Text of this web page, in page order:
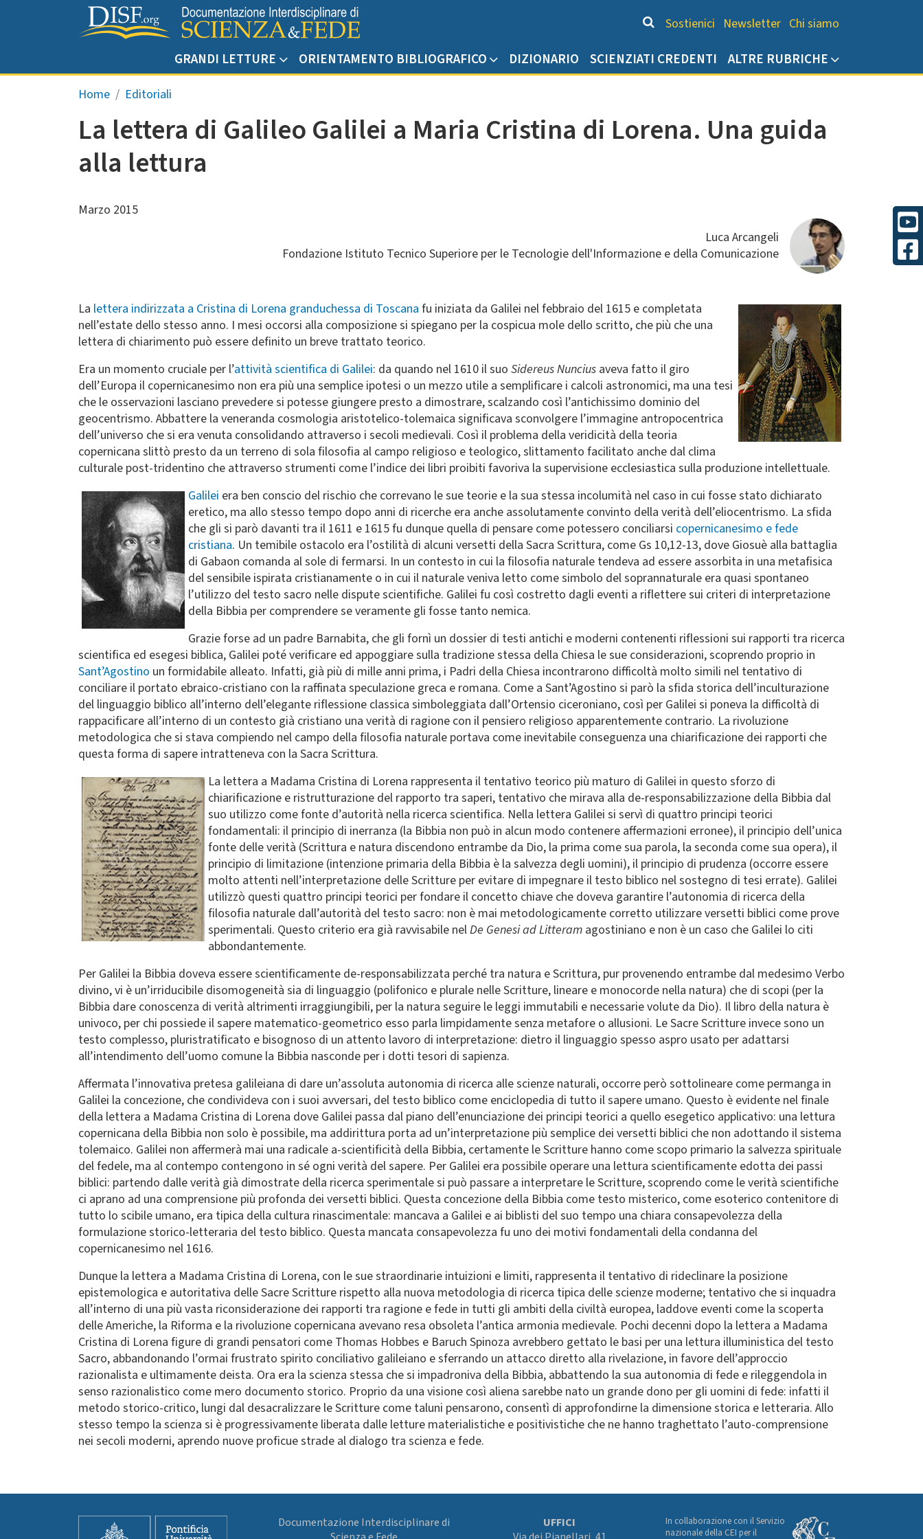
Salta al contenuto principale
Chi siamo
Sostienici Newsletter Chi siamo
GRANDI LETTURE ORIENTAMENTO BIBLIOGRAFICO DIZIONARIO SCIENZIATI CREDENTI ALTRE RUBRICHE
Briciole di pane
Home Editoriali
La lettera di Galileo Galilei a Maria Cristina di Lorena. Una guida
alla lettura
Marzo 2015
Luca Arcangeli
Fondazione Istituto Tecnico Superiore per le Tecnologie dell'Informazione e della Comunicazione
La lettera indirizzata a Cristina di Lorena granduchessa di Toscana fu iniziata da Galilei nel febbraio del 1615 e completata
nell’estate dello stesso anno. I mesi occorsi alla composizione si spiegano per la cospicua mole dello scritto, che più che una
lettera di chiarimento può essere definito un breve trattato teorico.
Era un momento cruciale per l’attività scientifica di Galilei: da quando nel 1610 il suo Sidereus Nuncius aveva fatto il giro
dell’Europa il copernicanesimo non era più una semplice ipotesi o un mezzo utile a semplificare i calcoli astronomici, ma una tesi
che le osservazioni lasciano prevedere si potesse giungere presto a dimostrare, scalzando così l’antichissimo dominio del
geocentrismo. Abbattere la veneranda cosmologia aristotelico-tolemaica significava sconvolgere l’immagine antropocentrica
dell’universo che si era venuta consolidando attraverso i secoli medievali. Così il problema della veridicità della teoria
copernicana slittò presto da un terreno di sola filosofia al campo religioso e teologico, slittamento facilitato anche dal clima
culturale post-tridentino che attraverso strumenti come l’indice dei libri proibiti favoriva la supervisione ecclesiastica sulla produzione intellettuale.
Galilei era ben conscio del rischio che correvano le sue teorie e la sua stessa incolumità nel caso in cui fosse stato dichiarato
eretico, ma allo stesso tempo dopo anni di ricerche era anche assolutamente convinto della verità dell’eliocentrismo. La sfida
che gli si parò davanti tra il 1611 e 1615 fu dunque quella di pensare come potessero conciliarsi copernicanesimo e fede
cristiana. Un temibile ostacolo era l’ostilità di alcuni versetti della Sacra Scrittura, come Gs 10,12-13, dove Giosuè alla battaglia
di Gabaon comanda al sole di fermarsi. In un contesto in cui la filosofia naturale tendeva ad essere assorbita in una metafisica
del sensibile ispirata cristianamente o in cui il naturale veniva letto come simbolo del soprannaturale era quasi spontaneo
l’utilizzo del testo sacro nelle dispute scientifiche. Galilei fu così costretto dagli eventi a riflettere sui criteri di interpretazione
della Bibbia per comprendere se veramente gli fosse tanto nemica.
Grazie forse ad un padre Barnabita, che gli fornì un dossier di testi antichi e moderni contenenti riflessioni sui rapporti tra ricerca
scientifica ed esegesi biblica, Galilei poté verificare ed appoggiare sulla tradizione stessa della Chiesa le sue considerazioni, scoprendo proprio in
Sant’Agostino un formidabile alleato. Infatti, già più di mille anni prima, i Padri della Chiesa incontrarono difficoltà molto simili nel tentativo di
conciliare il portato ebraico-cristiano con la raffinata speculazione greca e romana. Come a Sant’Agostino si parò la sfida storica dell’inculturazione
del linguaggio biblico all’interno dell’elegante riflessione classica simboleggiata dall’Ortensio ciceroniano, così per Galilei si poneva la difficoltà di
rappacificare all’interno di un contesto già cristiano una verità di ragione con il pensiero religioso apparentemente contrario. La rivoluzione
metodologica che si stava compiendo nel campo della filosofia naturale portava come inevitabile conseguenza una chiarificazione dei rapporti che
questa forma di sapere intratteneva con la Sacra Scrittura.
La lettera a Madama Cristina di Lorena rappresenta il tentativo teorico più maturo di Galilei in questo sforzo di
chiarificazione e ristrutturazione del rapporto tra saperi, tentativo che mirava alla de-responsabilizzazione della Bibbia dal
suo utilizzo come fonte d’autorità nella ricerca scientifica. Nella lettera Galilei si servì di quattro principi teorici
fondamentali: il principio di inerranza (la Bibbia non può in alcun modo contenere affermazioni erronee), il principio dell’unica
fonte delle verità (Scrittura e natura discendono entrambe da Dio, la prima come sua parola, la seconda come sua opera), il
principio di limitazione (intenzione primaria della Bibbia è la salvezza degli uomini), il principio di prudenza (occorre essere
molto attenti nell’interpretazione delle Scritture per evitare di impegnare il testo biblico nel sostegno di tesi errate). Galilei
utilizzò questi quattro principi teorici per fondare il concetto chiave che doveva garantire l’autonomia di ricerca della
filosofia naturale dall’autorità del testo sacro: non è mai metodologicamente corretto utilizzare versetti biblici come prove
sperimentali. Questo criterio era già ravvisabile nelDe Genesi ad Litteram agostiniano e non è un caso che Galilei lo citi
abbondantemente.
Per Galilei la Bibbia doveva essere scientificamente de-responsabilizzata perché tra natura e Scrittura, pur provenendo entrambe dal medesimo Verbo
divino, vi è un’irriducibile disomogeneità sia di linguaggio (polifonico e plurale nelle Scritture, lineare e monocorde nella natura) che di scopi (per la
Bibbia dare conoscenza di verità altrimenti irraggiungibili, per la natura seguire le leggi immutabili e necessarie volute da Dio). Il libro della natura è
univoco, per chi possiede il sapere matematico-geometrico esso parla limpidamente senza metafore o allusioni. Le Sacre Scritture invece sono un
testo complesso, pluristratificato e bisognoso di un attento lavoro di interpretazione: dietro il linguaggio spesso aspro usato per adattarsi
all’intendimento dell’uomo comune la Bibbia nasconde per i dotti tesori di sapienza.
Affermata l’innovativa pretesa galileiana di dare un’assoluta autonomia di ricerca alle scienze naturali, occorre però sottolineare come permanga in
Galilei la concezione, che condivideva con i suoi avversari, del testo biblico come enciclopedia di tutto il sapere umano. Questo è evidente nel finale
della lettera a Madama Cristina di Lorena dove Galilei passa dal piano dell’enunciazione dei principi teorici a quello esegetico applicativo: una lettura
copernicana della Bibbia non solo è possibile, ma addirittura porta ad un’interpretazione più semplice dei versetti biblici che non adottando il sistema
tolemaico. Galilei non affermerà mai una radicale a-scientificità della Bibbia, certamente le Scritture hanno come scopo primario la salvezza spirituale
del fedele, ma al contempo contengono in sé ogni verità del sapere. Per Galilei era possibile operare una lettura scientificamente edotta dei passi
biblici: partendo dalle verità già dimostrate della ricerca sperimentale si può passare a interpretare le Scritture, scoprendo come le verità scientifiche
ci aprano ad una comprensione più profonda dei versetti biblici. Questa concezione della Bibbia come testo misterico, come esoterico contenitore di
tutto lo scibile umano, era tipica della cultura rinascimentale: mancava a Galilei e ai biblisti del suo tempo una chiara consapevolezza della
formulazione storico-letteraria del testo biblico. Questa mancata consapevolezza fu uno dei motivi fondamentali della condanna del
copernicanesimo nel 1616.
Dunque la lettera a Madama Cristina di Lorena, con le sue straordinarie intuizioni e limiti, rappresenta il tentativo di rideclinare la posizione
epistemologica e autoritativa delle Sacre Scritture rispetto alla nuova metodologia di ricerca tipica delle scienze moderne; tentativo che si inquadra
all’interno di una più vasta riconsiderazione dei rapporti tra ragione e fede in tutti gli ambiti della civiltà europea, laddove eventi come la scoperta
delle Americhe, la Riforma e la rivoluzione copernicana avevano resa obsoleta l’antica armonia medievale. Pochi decenni dopo la lettera a Madama
Cristina di Lorena figure di grandi pensatori come Thomas Hobbes e Baruch Spinoza avrebbero gettato le basi per una lettura illuministica del testo
Sacro, abbandonando l’ormai frustrato spirito conciliativo galileiano e sferrando un attacco diretto alla rivelazione, in favore dell’approccio
razionalista e ultimamente deista. Ora era la scienza stessa che si impadroniva della Bibbia, abbattendo la sua autonomia di fede e rileggendola in
senso razionalistico come mero documento storico. Proprio da una visione così aliena sarebbe nato un grande dono per gli uomini di fede: infatti il
metodo storico-critico, lungi dal desacralizzare le Scritture come taluni pensarono, consentì di approfondirne la dimensione storica e letteraria. Allo
stesso tempo la scienza si è progressivamente liberata dalle letture materialistiche e positivistiche che ne hanno traghettato l’auto-comprensione
nei secoli moderni, aprendo nuove proficue strade al dialogo tra scienza e fede.
Documentazione Interdisciplinare di
UFFICI
In collaborazione con il Servizio
nazionale della CEI per il